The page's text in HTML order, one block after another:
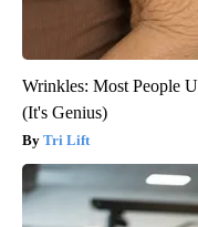
Wrinkles: Most People
(It's Genius)
Tri Lift